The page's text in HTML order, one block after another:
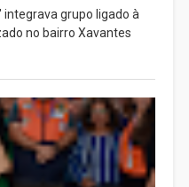
grupo ligado à
no bairro Xavantes